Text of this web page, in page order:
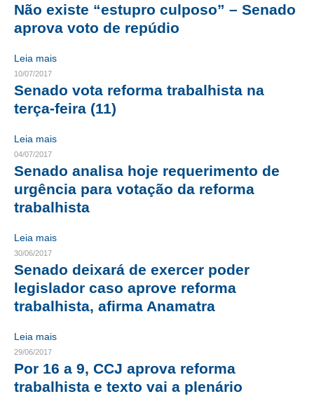
LEGISLAÇÃO
LEI 4.950-A/1966 – PISO SALARIAL
LEI 5.194/1966 – REGULAMENTAÇÃO DA PROFISSÃO
LEI 6.496/1977 – ART
HOMOLOGAÇÕES
PISO SALARIAL
FIQUE POR DENTRO
OPORTUNIDADES
APRESENTAÇÃO
EMPREGO E ESTÁGIO
AUTÔNOMOS E SERVIÇOS
Não existe “estupro culposo” – Senado
aprova voto de repúdio
Leia mais
10/07/2017
Senado vota reforma trabalhista na
terça-feira (11)
Leia mais
04/07/2017
Senado analisa hoje requerimento de
urgência para votação da reforma
trabalhista
Leia mais
30/06/2017
Senado deixará de exercer poder
legislador caso aprove reforma
trabalhista, afirma Anamatra
Leia mais
29/06/2017
Por 16 a 9, CCJ aprova reforma
trabalhista e texto vai a plenário